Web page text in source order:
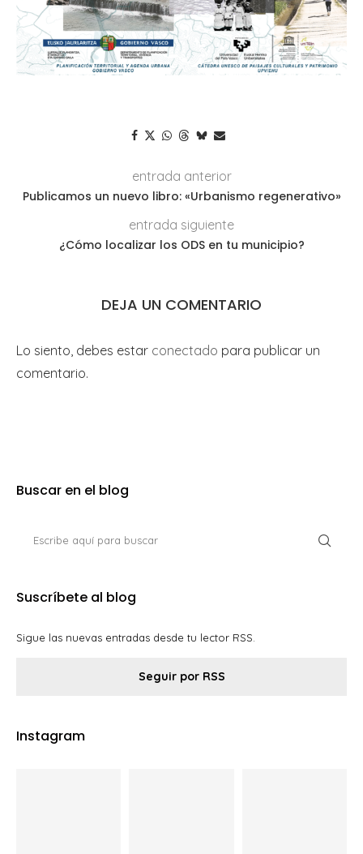
entrada anterior
Publicamos un nuevo libro: «Urbanismo regenerativo»
entrada siguiente
¿Cómo localizar los ODS en tu municipio?
DEJA UN COMENTARIO
Lo siento, debes estar conectado para publicar un
comentario.
Buscar en el blog
Suscríbete al blog
Sigue las nuevas entradas desde tu lector RSS.
Seguir por RSS
Instagram